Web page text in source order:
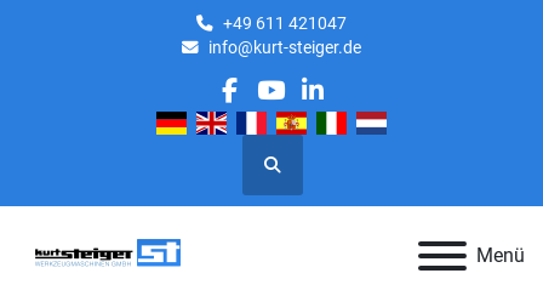
+49 611 421047
info@kurt-steiger.de
facebook
youtube
linkedin
Suche
Menü